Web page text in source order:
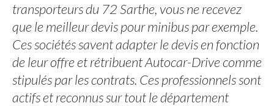
transporteurs du 72 Sarthe, vous ne recevez
que le meilleur devis pour minibus par exemple.
Ces sociétés savent adapter le devis en fonction
de leur offre et rétribuent Autocar-Drive comme
stipulés par les contrats. Ces professionnels sont
actifs et reconnus sur tout le département